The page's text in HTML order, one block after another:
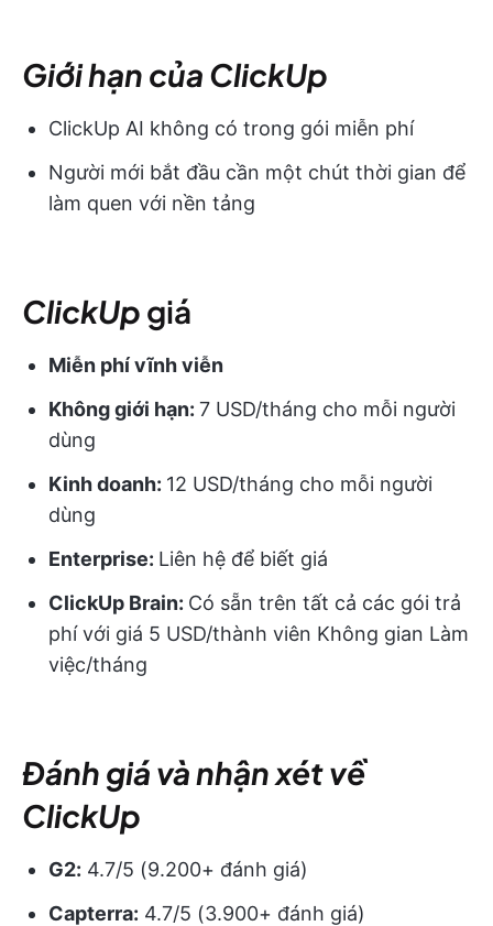
Giới hạn của ClickUp
ClickUp AI không có trong gói miễn phí
Người mới bắt đầu cần một chút thời gian để
làm quen với nền tảng
ClickUp giá
Miễn phí vĩnh viễn
Không giới hạn: 7 USD/tháng cho mỗi người
dùng
Kinh doanh: 12 USD/tháng cho mỗi người
dùng
Enterprise: Liên hệ để biết giá
ClickUp Brain: Có sẵn trên tất cả các gói trả
phí với giá 5 USD/thành viên Không gian Làm
việc/tháng
Đánh giá và nhận xét về
ClickUp
G2: 4.7/5 (9.200+ đánh giá)
Capterra: 4.7/5 (3.900+ đánh giá)